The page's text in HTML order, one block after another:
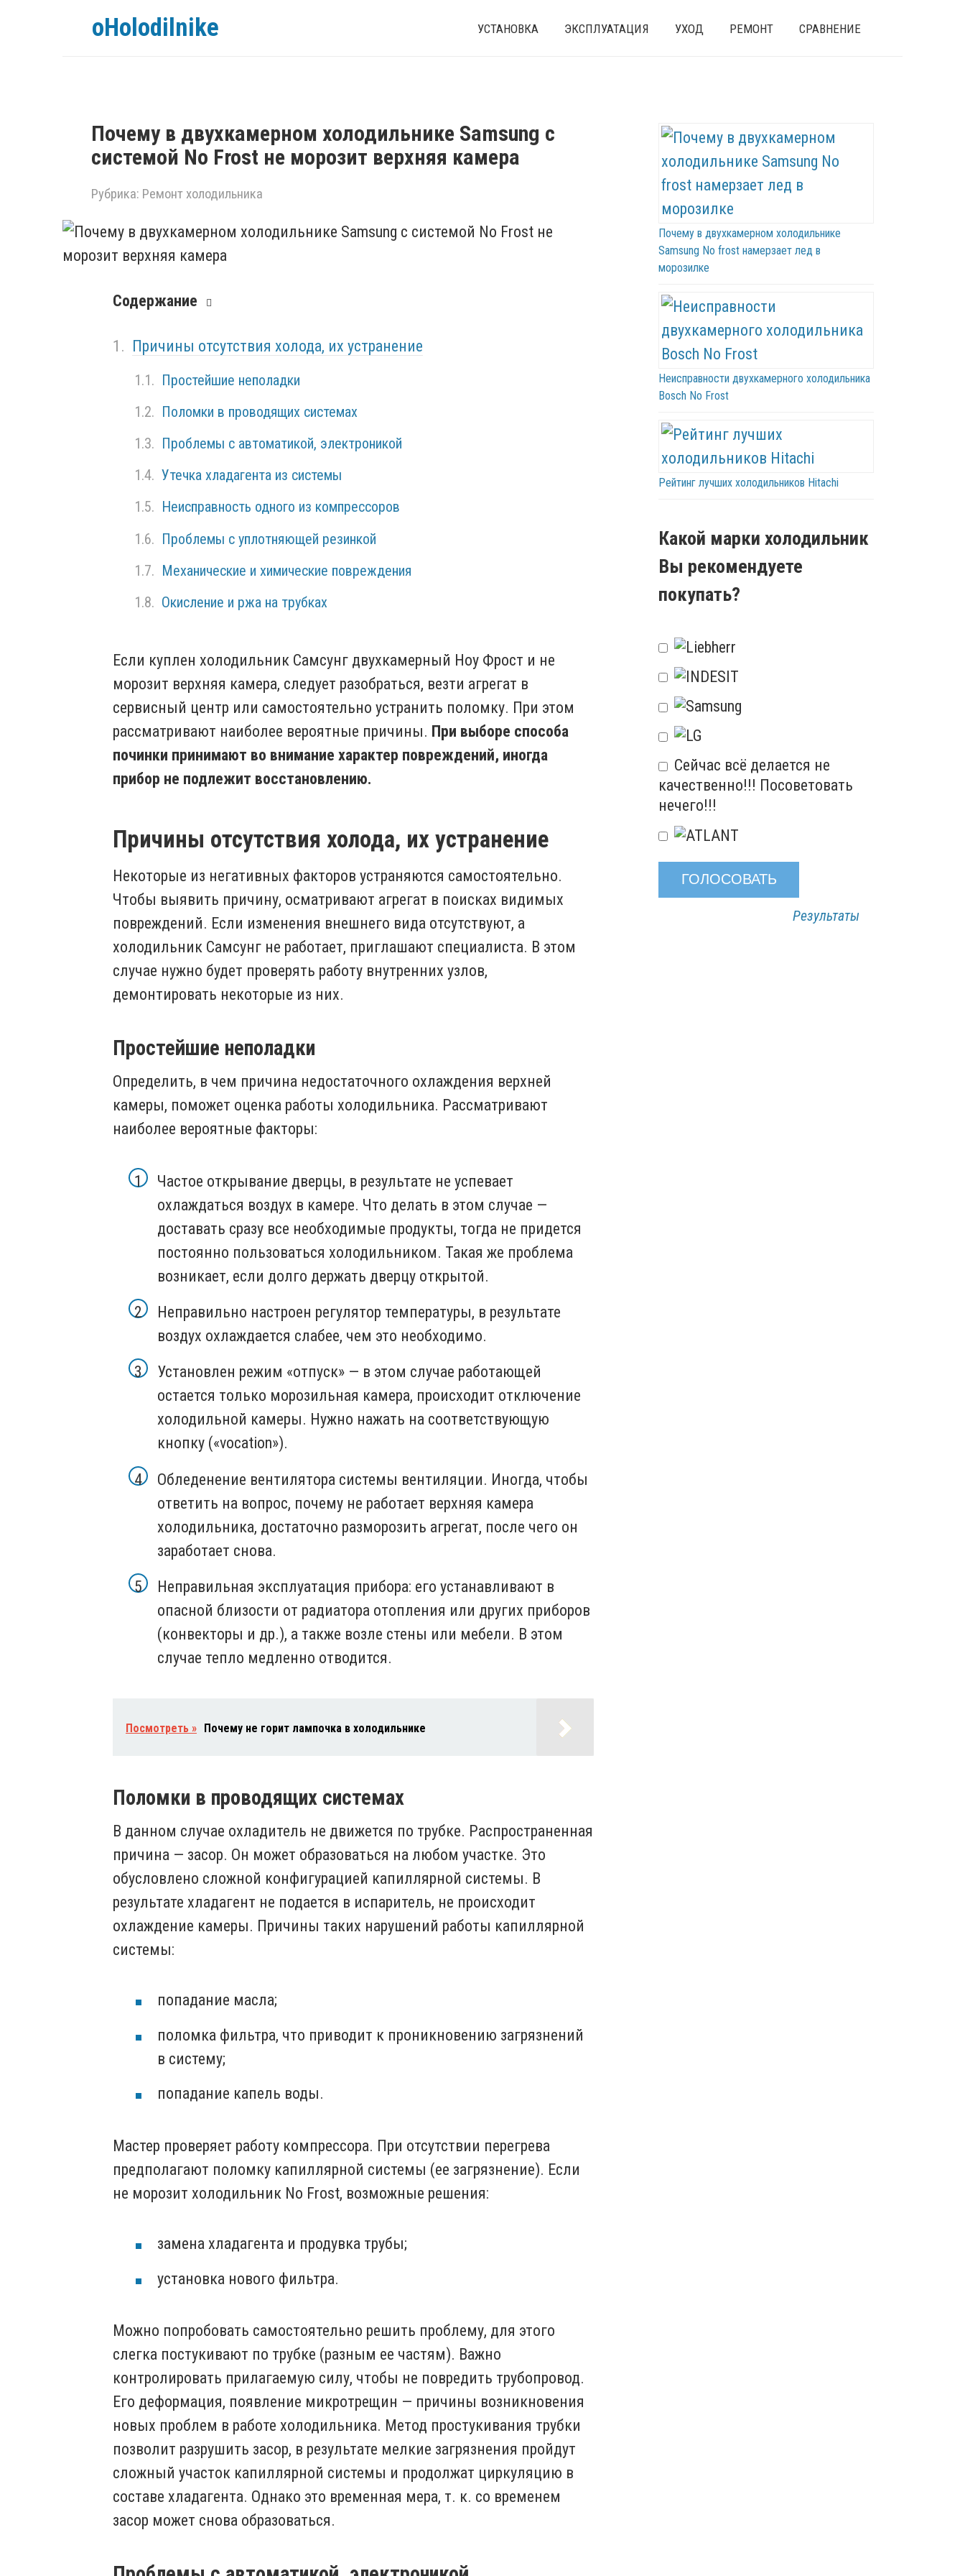
oHolodilnike УСТАНОВКА ЭКСПЛУАТАЦИЯ УХОД РЕМОНТ СРАВНЕНИЕ
Почему в двухкамерном холодильнике Samsung с
системой No Frost не морозит верхняя камера
Рубрика: Ремонт холодильника
Содержание
Причины отсутствия холода, их устранение
Простейшие неполадки
Поломки в проводящих системах
Проблемы с автоматикой, электроникой
Утечка хладагента из системы
Неисправность одного из компрессоров
Проблемы с уплотняющей резинкой
Механические и химические повреждения
Окисление и ржа на трубках
Если куплен холодильник Самсунг двухкамерный Ноу Фрост и не
морозит верхняя камера, следует разобраться, везти агрегат в
сервисный центр или самостоятельно устранить поломку. При этом
рассматривают наиболее вероятные причины. При выборе способа
починки принимают во внимание характер повреждений, иногда
прибор не подлежит восстановлению.
Причины отсутствия холода, их устранение
Некоторые из негативных факторов устраняются самостоятельно.
Чтобы выявить причину, осматривают агрегат в поисках видимых
повреждений. Если изменения внешнего вида отсутствуют, а
холодильник Самсунг не работает, приглашают специалиста. В этом
случае нужно будет проверять работу внутренних узлов,
демонтировать некоторые из них.
Простейшие неполадки
Определить, в чем причина недостаточного охлаждения верхней
камеры, поможет оценка работы холодильника. Рассматривают
наиболее вероятные факторы:
Частое открывание дверцы, в результате не успевает
охлаждаться воздух в камере. Что делать в этом случае —
доставать сразу все необходимые продукты, тогда не придется
постоянно пользоваться холодильником. Такая же проблема
возникает, если долго держать дверцу открытой.
Неправильно настроен регулятор температуры, в результате
воздух охлаждается слабее, чем это необходимо.
Установлен режим «отпуск» — в этом случае работающей
остается только морозильная камера, происходит отключение
холодильной камеры. Нужно нажать на соответствующую
кнопку («vocation»).
Обледенение вентилятора системы вентиляции. Иногда, чтобы
ответить на вопрос, почему не работает верхняя камера
холодильника, достаточно разморозить агрегат, после чего он
заработает снова.
Неправильная эксплуатация прибора: его устанавливают в
опасной близости от радиатора отопления или других приборов
(конвекторы и др.), а также возле стены или мебели. В этом
случае тепло медленно отводится.
Посмотреть » Почему не горит лампочка в холодильнике
Поломки в проводящих системах
В данном случае охладитель не движется по трубке. Распространенная
причина — засор. Он может образоваться на любом участке. Это
обусловлено сложной конфигурацией капиллярной системы. В
результате хладагент не подается в испаритель, не происходит
охлаждение камеры. Причины таких нарушений работы капиллярной
системы:
попадание масла;
поломка фильтра, что приводит к проникновению загрязнений
в систему;
попадание капель воды.
Мастер проверяет работу компрессора. При отсутствии перегрева
предполагают поломку капиллярной системы (ее загрязнение). Если
не морозит холодильник No Frost, возможные решения:
замена хладагента и продувка трубы;
установка нового фильтра.
Можно попробовать самостоятельно решить проблему, для этого
слегка постукивают по трубке (разным ее частям). Важно
контролировать прилагаемую силу, чтобы не повредить трубопровод.
Его деформация, появление микротрещин — причины возникновения
новых проблем в работе холодильника. Метод простукивания трубки
позволит разрушить засор, в результате мелкие загрязнения пройдут
сложный участок капиллярной системы и продолжат циркуляцию в
составе хладагента. Однако это временная мера, т. к. со временем
засор может снова образоваться.
Почему в двухкамерном холодильнике
Samsung No frost намерзает лед в
морозилке
Неисправности двухкамерного холодильника
Bosch No Frost
Рейтинг лучших холодильников Hitachi
Какой марки холодильник
Вы рекомендуете
покупать?
Сейчас всё делается не
качественно!!! Посоветовать
нечего!!!
Результаты